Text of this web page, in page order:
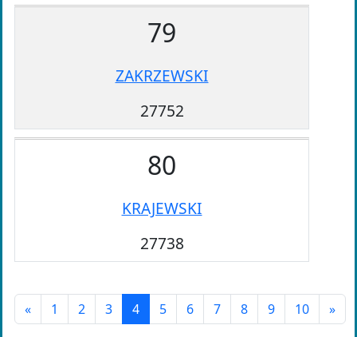
79
ZAKRZEWSKI
27752
80
KRAJEWSKI
27738
« 1 2 3 4 5 6 7 8 9 10 »